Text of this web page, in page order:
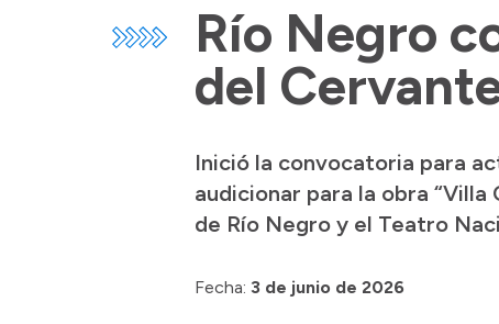
Río Negro
del
Inició la convocatoria para
audicionar para la obra
de Río Negro y el Teatro
Fecha: 3 de junio de 2026